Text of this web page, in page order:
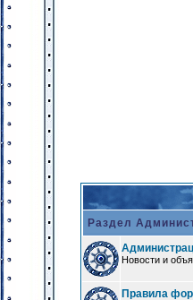
Раздел
Новости и
Правила